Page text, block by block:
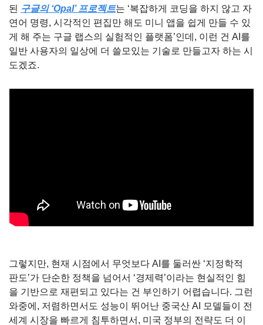
된 구글의 ‘Opal’ 프로젝트는 ‘복잡하게 코딩을 하지 않고 자
연어 명령, 시각적인 편집만 해도 미니 앱을 쉽게 만들 수 있
게 해 주는 구글 랩스의 실험적인 플랫폼’인데, 이런 건 AI를
일반 사용자의 일상에 더 쓸모있는 기술로 만들고자 하는 시
도겠죠.
그렇지만, 현재 시점에서 무엇보다 AI를 둘러싼 ‘지정학적
판도’가 단순한 정책을 넘어서 ‘경제력’이라는 현실적인 힘
을 기반으로 재편되고 있다는 건 부인하기 어렵습니다. 그런
와중에, 저렴하면서도 성능이 뛰어난 중국산 AI 모델들이 전
세계 시장을 빠르게 침투하면서, 미국 정부의 전략도 더 이